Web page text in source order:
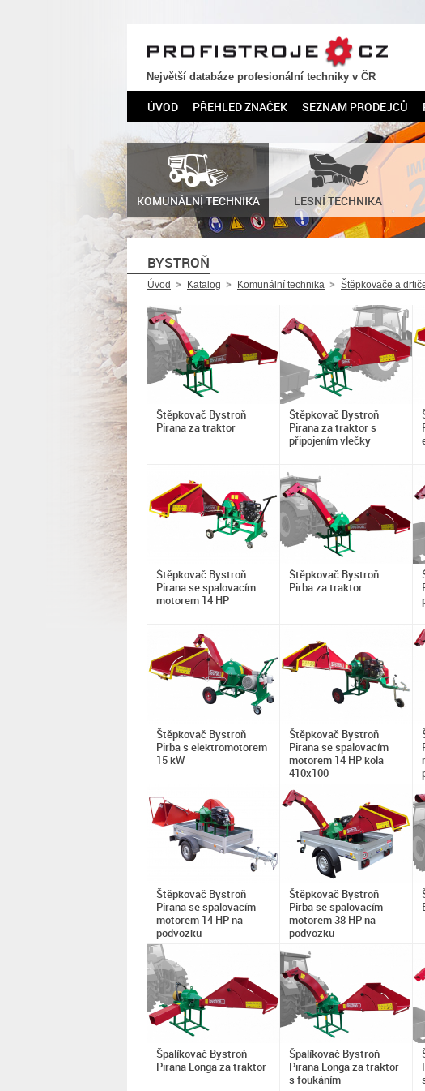
PROFISTROJE.CZ
Největší databáze profesionální techniky v ČR
ÚVOD PŘEHLED ZNAČEK SEZNAM PRODEJCŮ
KOMUNÁLNÍ TECHNIKA LESNÍ TECHNIKA
BYSTROŇ
Úvod Katalog Komunální technika Štěpkovače a
Štěpkovač Bystroň
Pirana za traktor
Štěpkovač Bystroň
Pirana za traktor s
připojením vlečky
Štěpkovač Bystroň
Pirana se spalovacím
motorem 14 HP
Štěpkovač Bystroň
Pirba za traktor
Štěpkovač Bystroň
Pirba s elektromotorem
15 kW
Štěpkovač Bystroň
Pirana se spalovacím
motorem 14 HP kola
410x100
Štěpkovač Bystroň
Pirana se spalovacím
motorem 14 HP na
podvozku
Štěpkovač Bystroň
Pirba se spalovacím
motorem 38 HP na
podvozku
Špalíkovač Bystroň
Pirana Longa za traktor
Špalíkovač Bystroň
Pirana Longa za traktor
s foukáním